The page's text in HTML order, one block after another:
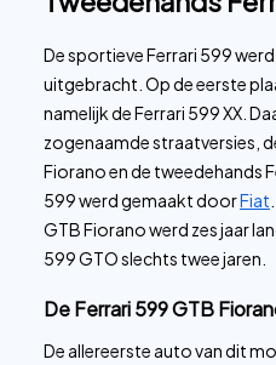
De sportieve Ferrari 599
uitgebracht. Op de eerste
namelijk de Ferrari 599 XX.
zogenaamde straatversies,
Fiorano en de tweedehands
599 werd gemaakt doorFiat
GTB Fiorano werd zes jaar
599 GTO slechts twee jaren.
De Ferrari 599 GTB
De allereerste auto van dit